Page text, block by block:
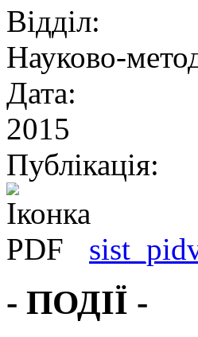
Відділ:
Науково-
Дата:
2015
Публікація:
- ПОДІЇ -